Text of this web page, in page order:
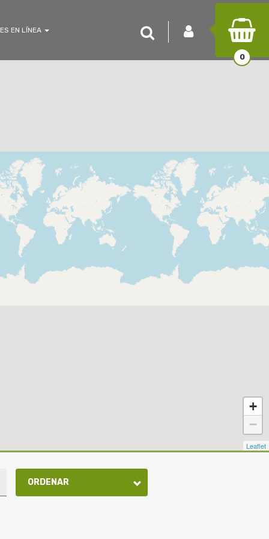
EN LÍNEA INICIAR SESIÓN
Buscar
0
+
−
Leaflet
ORDENAR